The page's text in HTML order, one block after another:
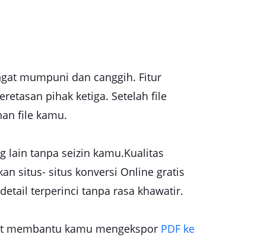
mumpuni dan canggih. Fitur
pihak ketiga. Setelah file
file kamu.
lain tanpa seizin kamu.Kualitas
situs- situs konversi Online gratis
terperinci tanpa rasa khawatir.
membantu kamu mengekspor PDF ke